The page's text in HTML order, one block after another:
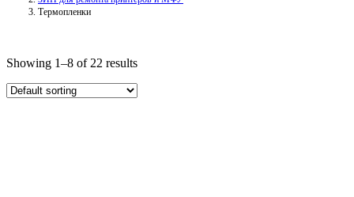
Термопленки
Showing 1–8 of 22 results